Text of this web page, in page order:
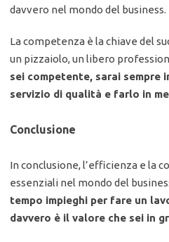
davvero nel mondo del business.
La competenza è la chiave del
un pizzaiolo, un libero
sei competente, sarai sempre
servizio di qualità e farlo in
Conclusione
In conclusione, l’efficienza e la
essenziali nel mondo del
tempo impieghi per fare un
davvero è il valore che sei in